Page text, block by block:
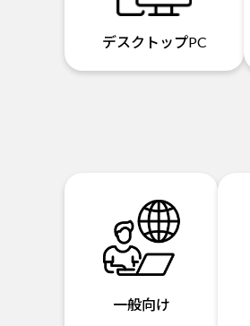
デスクトップPC
一般向け